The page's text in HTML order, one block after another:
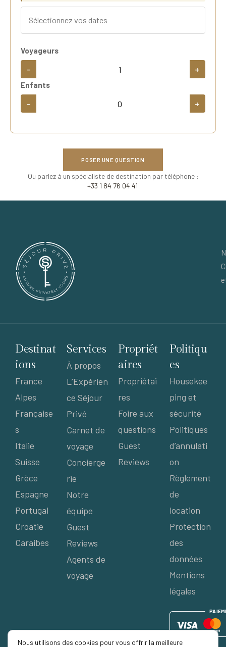
Voyageurs
- +
Enfants
- +
POSER UNE QUESTION
Ou parlez à un spécialiste de destination par téléphone :
+33 1 84 76 04 41
Destinat
ions
France
Alpes
Française
s
Italie
Suisse
Grèce
Espagne
Portugal
Croatie
Caraibes
Services
À propos
L’Expérien
ce Séjour
Privé
Carnet de
voyage
Concierge
rie
Notre
équipe
Guest
Reviews
Agents de
voyage
Propriét
aires
Propriétai
res
Foire aux
questions
Guest
Reviews
Politiqu
es
Housekee
ping et
sécurité
Politiques
d’annulati
on
Règlement
de
location
Protection
des
données
Mentions
légales
PAIEM
Nous utilisons des cookies pour vous offrir la meilleure